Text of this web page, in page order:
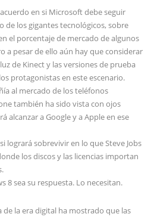
en si Microsoft debe seguir
de los gigantes tecnológicos, sobre
el porcentaje de mercado de algunos
a pesar de ello aún hay que considerar
de Kinect y las versiones de prueba
protagonistas en este escenario.
al mercado de los teléfonos
también ha sido vista con ojos
alcanzar a Google y a Apple en ese
logrará sobrevivir en lo que Steve Jobs
los discos y las licencias importan
8 sea su respuesta. Lo necesitan.
la era digital ha mostrado que las